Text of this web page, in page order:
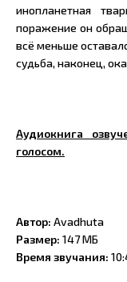
инопланетная
поражение он
всё меньше
судьба, наконец,
Аудиокнига
голосом.
Автор: Avadhuta
Размер: 147 МБ
Время звучания: